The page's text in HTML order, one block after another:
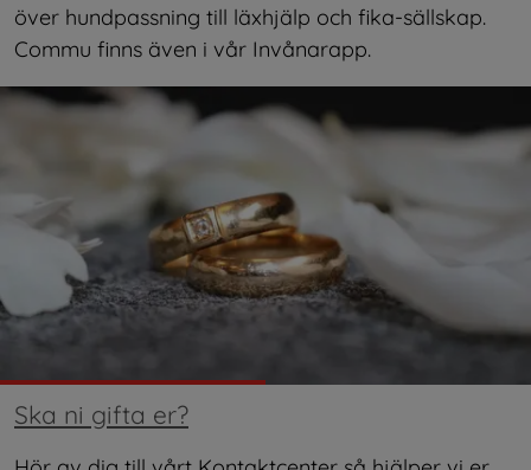
över hundpassning till läxhjälp och fika-sällskap.
Commu finns även i vår Invånarapp.
Ska ni gifta er?